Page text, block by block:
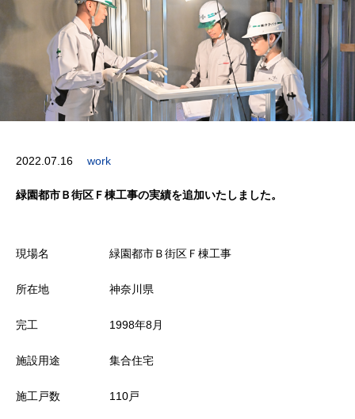
2022.07.16 work
緑園都市Ｂ街区Ｆ棟工事の実績を追加いたしました。
現場名 緑園都市Ｂ街区Ｆ棟工事
所在地 神奈川県
完工 1998年8月
施設用途 集合住宅
施工戸数 110戸